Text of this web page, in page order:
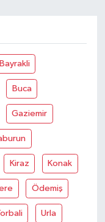
Bayrakli
Buca
Gaziemir
Kiraz Konak
Ödemiş
Urla